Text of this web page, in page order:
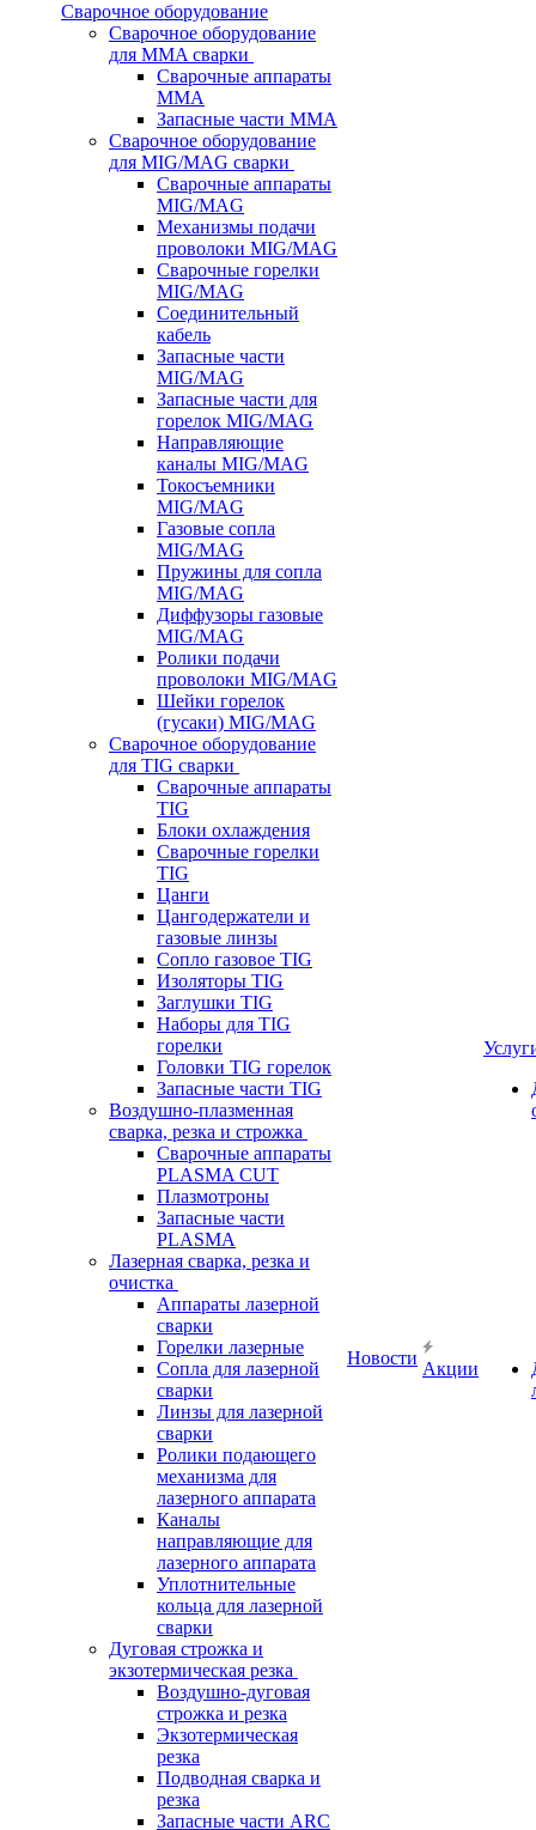
Сварочное оборудование
Сварочное оборудование
для MMA сварки
Сварочные аппараты
MMA
Запасные части MMA
Сварочное оборудование
для MIG/MAG сварки
Сварочные аппараты
MIG/MAG
Механизмы подачи
проволоки MIG/MAG
Сварочные горелки
MIG/MAG
Соединительный
кабель
Запасные части
MIG/MAG
Запасные части для
горелок MIG/MAG
Направляющие
каналы MIG/MAG
Токосъемники
MIG/MAG
Газовые сопла
MIG/MAG
Пружины для сопла
MIG/MAG
Диффузоры газовые
MIG/MAG
Ролики подачи
проволоки MIG/MAG
Шейки горелок
(гусаки) MIG/MAG
Сварочное оборудование
для TIG сварки
Сварочные аппараты
TIG
Блоки охлаждения
Сварочные горелки
TIG
Цанги
Цангодержатели и
газовые линзы
Сопло газовое TIG
Изоляторы TIG
Заглушки TIG
Наборы для TIG
горелки
Головки TIG горелок
Запасные части TIG
Воздушно-плазменная
сварка, резка и строжка
Сварочные аппараты
PLASMA CUT
Плазмотроны
Запасные части
PLASMA
Лазерная сварка, резка и
очистка
Аппараты лазерной
сварки
Горелки лазерные
Сопла для лазерной
сварки
Линзы для лазерной
сварки
Ролики подающего
механизма для
лазерного аппарата
Каналы
направляющие для
лазерного аппарата
Уплотнительные
кольца для лазерной
сварки
Дуговая строжка и
экзотермическая резка
Воздушно-дуговая
строжка и резка
Экзотермическая
резка
Подводная сварка и
резка
Запасные части ARC
Новости
Акции